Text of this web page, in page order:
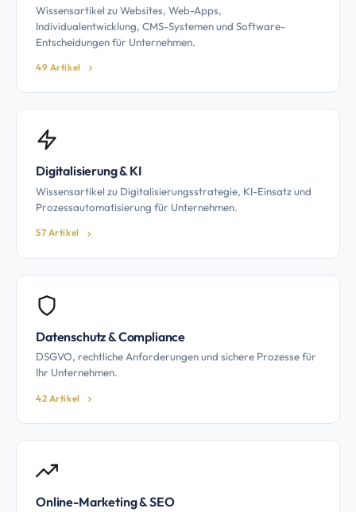
Wissensartikel zu Websites, Web-Apps,
Individualentwicklung, CMS-Systemen und Software-
Entscheidungen für Unternehmen.
49 Artikel
Digitalisierung & KI
Wissensartikel zu Digitalisierungsstrategie, KI-Einsatz und
Prozessautomatisierung für Unternehmen.
57 Artikel
Datenschutz & Compliance
DSGVO, rechtliche Anforderungen und sichere Prozesse für
Ihr Unternehmen.
42 Artikel
Online-Marketing & SEO